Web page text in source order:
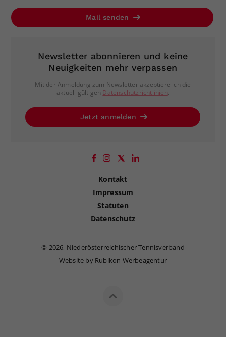
Mail senden
Newsletter abonnieren und keine
Neuigkeiten mehr verpassen
Mit der Anmeldung zum Newsletter akzeptiere ich die
aktuell gültigen Datenschutzrichtlinien.
Jetzt anmelden
Kontakt
Impressum
Statuten
Datenschutz
© 2026, Niederösterreichischer Tennisverband
Website by Rubikon Werbeagentur